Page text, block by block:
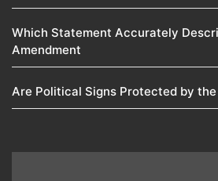
Which Statement Accurately
Amendment​
Are Political Signs Protected by